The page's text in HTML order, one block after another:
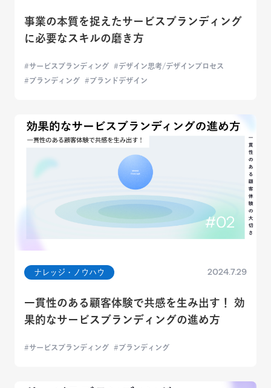
事業の本質を捉えたサービスブランディング
に必要なスキルの磨き方
サービスブランディング
デザイン思考/デザインプロセス
ブランディング
ブランドデザイン
ナレッジ・ノウハウ 2024.7.29
一貫性のある顧客体験で共感を生み出す！ 効
果的なサービスブランディングの進め方
サービスブランディング ブランディング